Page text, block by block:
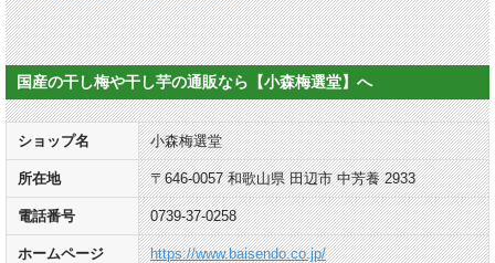
国産の干し梅や干し芋の通販なら【小森梅選堂】へ
ショップ名 小森梅選堂
所在地 〒646-0057 和歌山県 田辺市 中芳養 2933
電話番号 0739-37-0258
ホームページ https://www.baisendo.co.jp/